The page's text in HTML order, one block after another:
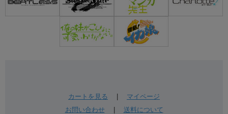
カートを見る
マイページ
お問い合わせ| 送料について